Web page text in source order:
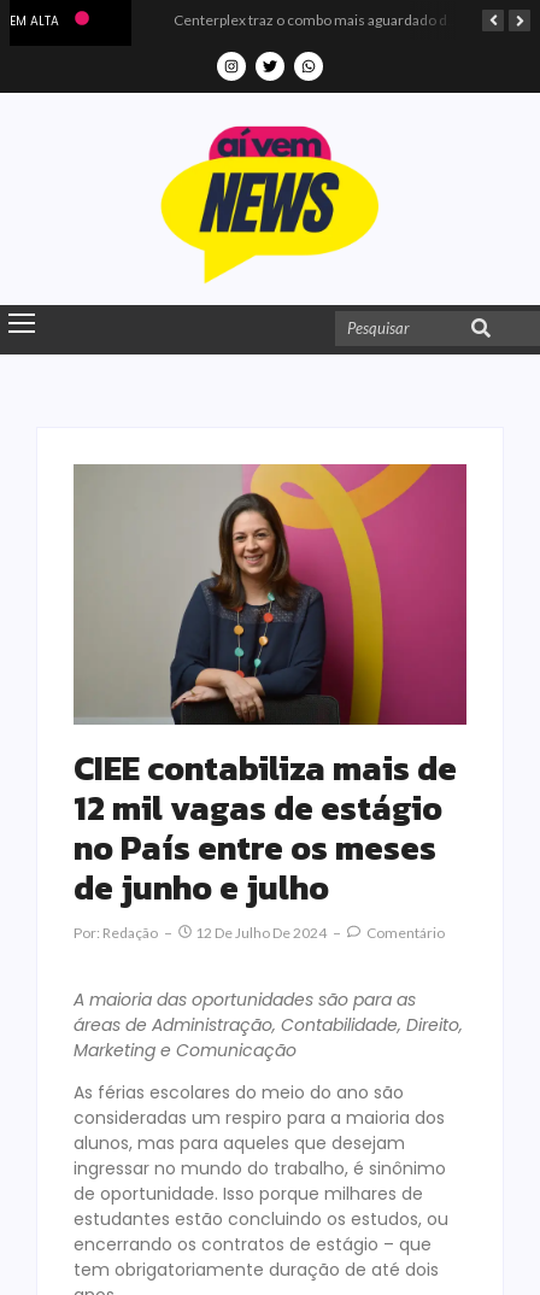
EM ALTA
CIEE contabiliza mais de
12 mil vagas de estágio
no País entre os meses
de junho e julho
Por: Redação 12 De Julho De 2024 Comentário
A maioria das oportunidades são para as
áreas de Administração, Contabilidade, Direito,
Marketing e Comunicação
As férias escolares do meio do ano são
consideradas um respiro para a maioria dos
alunos, mas para aqueles que desejam
ingressar no mundo do trabalho, é sinônimo
de oportunidade. Isso porque milhares de
estudantes estão concluindo os estudos, ou
encerrando os contratos de estágio – que
tem obrigatoriamente duração de até dois